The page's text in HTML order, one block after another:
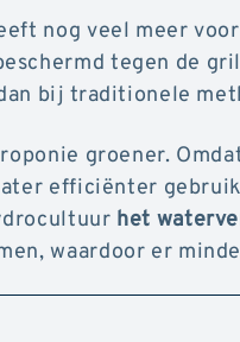
nog veel meer
tegen de
bij traditionele
groener.
efficiënter
het
waardoor er